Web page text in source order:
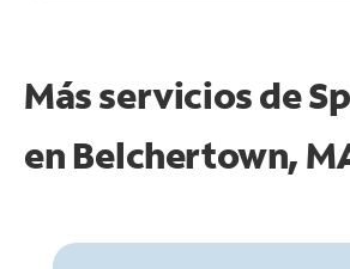
Más servicios de
en Belchertown,